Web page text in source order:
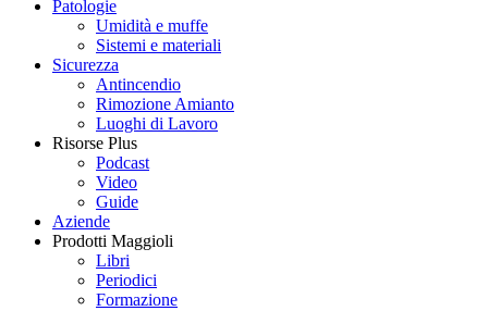
Patologie
Umidità e muffe
Sistemi e materiali
Sicurezza
Antincendio
Rimozione Amianto
Luoghi di Lavoro
Risorse Plus
Podcast
Video
Guide
Aziende
Prodotti Maggioli
Libri
Periodici
Formazione